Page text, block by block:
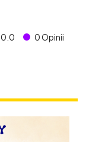
0.0 0 Opinii